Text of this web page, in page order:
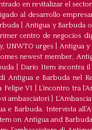
en revitalizar el
al desarrollo
| Antigua y Barbuda
centro de negocios
UNWTO urges Antigua y
newest member,
Dario Item incontra
Antigua e Barbuda nel
Felipe VI L’incontro tra
ambasciatori
e Barbuda. Intervista
on Antigua and